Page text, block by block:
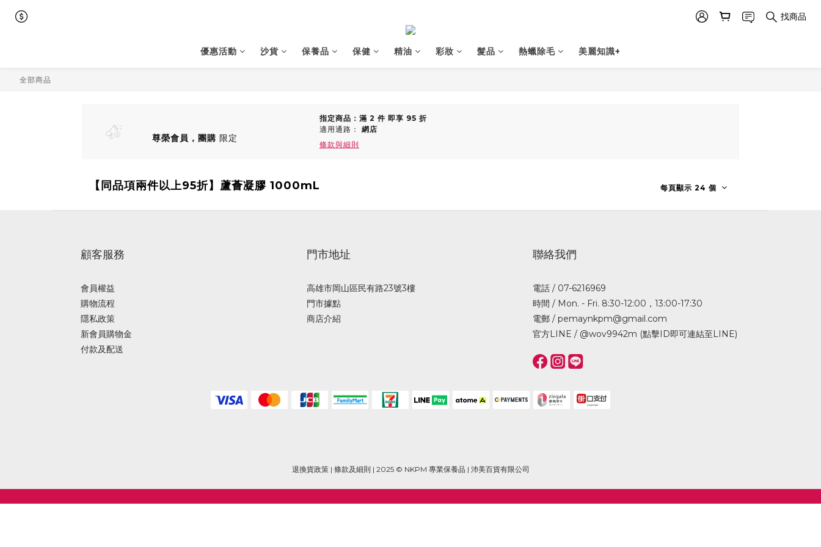
找商品
優惠活動 沙貨 保養品 保健 精油 彩妝 髮品 熱蠟除毛 美麗知識+
全部商品
尊榮會員，團購 限定
指定商品：滿 2 件 即享 95 折
適用通路： 網店
條款與細則
【同品項兩件以上95折】蘆薈凝膠 1000mL 每頁顯示 24 個
顧客服務
會員權益
購物流程
隱私政策
新會員購物金
付款及配送
門市地址
高雄市岡山區民有路23號3樓
門市據點
商店介紹
聯絡我們
電話 / 07-6216969
時間 / Mon. - Fri. 8:30-12:00，13:00-17:30
電郵 / pemaynkpm@gmail.com
官方LINE / @wov9942m (點擊ID即可連結至LINE)
退換貨政策| 條款及細則 | 2025 © NKPM 專業保養品 | 沛美百貨有限公司